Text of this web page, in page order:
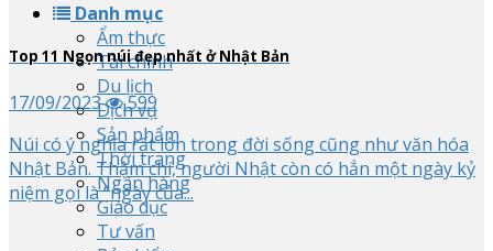
Danh mục
Ẩm thực
Tài chính
Du lịch
Dịch vụ
Sản phẩm
Thời trang
Ngân hàng
Giáo dục
Tư vấn
Top 11 Ngọn núi đẹp nhất ở Nhật Bản
17/09/2023
599
Núi có ý nghĩa rất lớn trong đời sống cũng như văn hóa
Nhật Bản. Thậm chí, người Nhật còn có hẳn một ngày kỷ
niệm gọi là “ngày của...